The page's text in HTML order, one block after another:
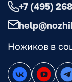
Ножиков в
+7 (495)